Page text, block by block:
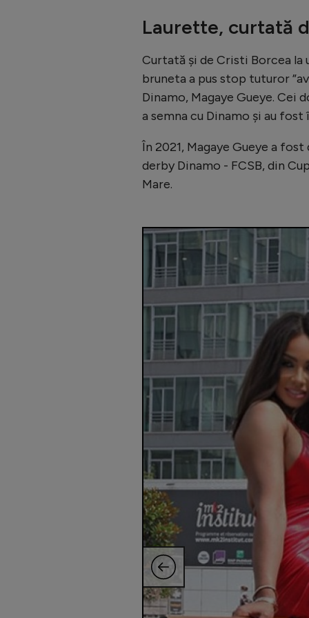
Laurette, curtată
Curtată și de Cristi Borcea la
bruneta a pus stop tuturor
Dinamo, Magaye Gueye. Cei
a semna cu Dinamo și au
În 2021, Magaye Gueye a
derby Dinamo - FCSB, din
Mare.